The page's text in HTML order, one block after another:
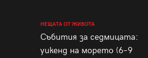
НЕЩАТА ОТ ЖИВОТА
Събития за седмицата:
уикенд на морето (6–9